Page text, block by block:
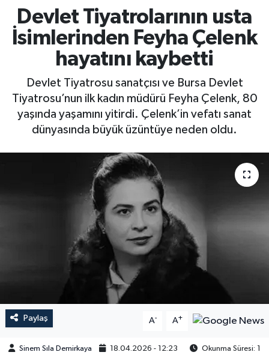
Devlet Tiyatrolarının usta
İsimlerinden Feyha Çelenk
hayatını kaybetti
Devlet Tiyatrosu sanatçısı ve Bursa Devlet
Tiyatrosu’nun ilk kadın müdürü Feyha Çelenk, 80
yaşında yaşamını yitirdi. Çelenk’in vefatı sanat
dünyasında büyük üzüntüye neden oldu.
Paylaş A- A+
Sinem Sıla Demirkaya 18.04.2026 - 12:23
Okunma Süresi: 1